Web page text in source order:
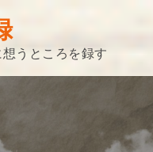
うところを録す